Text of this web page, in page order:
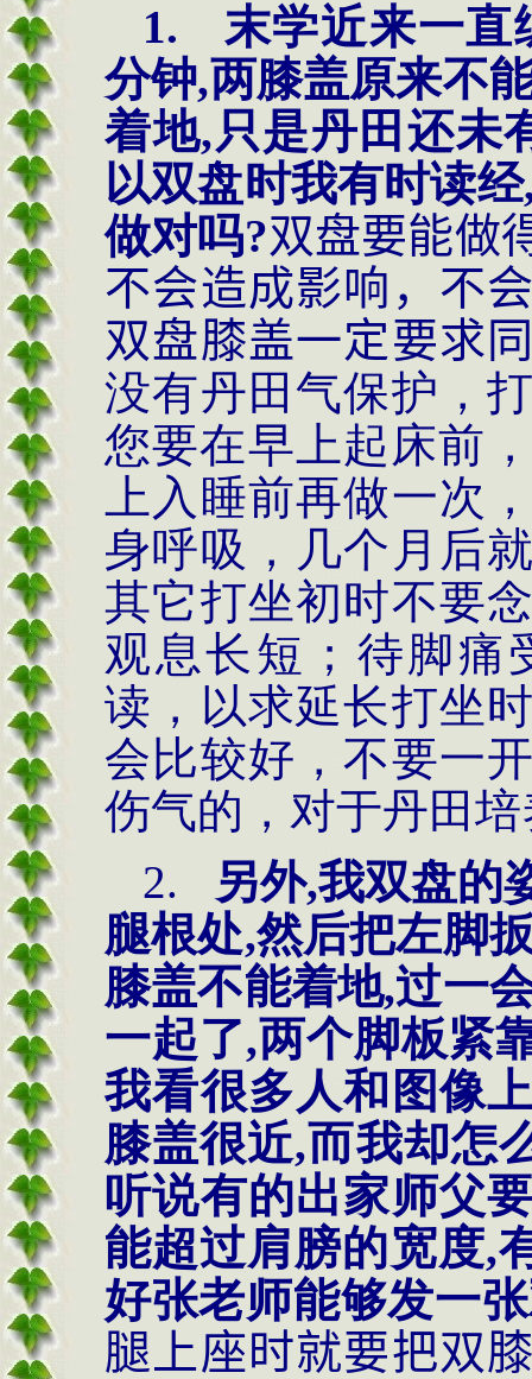
1.
末学近来一直
分钟,两膝盖原来不
着地,只是丹田还未
以双盘时我有时读
做对吗?双盘要能做
不会造成影响，不
双盘膝盖一定要求
没有丹田气保护，
您要在早上起床前
上入睡前再做一次
身呼吸，几个月后
其它打坐初时不要
观息长短；待脚痛
读，以求延长打坐
会比较好，不要一
伤气的，对于丹田
2.
另外,我双盘的
腿根处,然后把左脚
膝盖不能着地,过一
一起了,两个脚板紧
我看很多人和图像
膝盖很近,而我却怎
听说有的出家师父
能超过肩膀的宽度,
好张老师能够发一
腿上座时就要把双